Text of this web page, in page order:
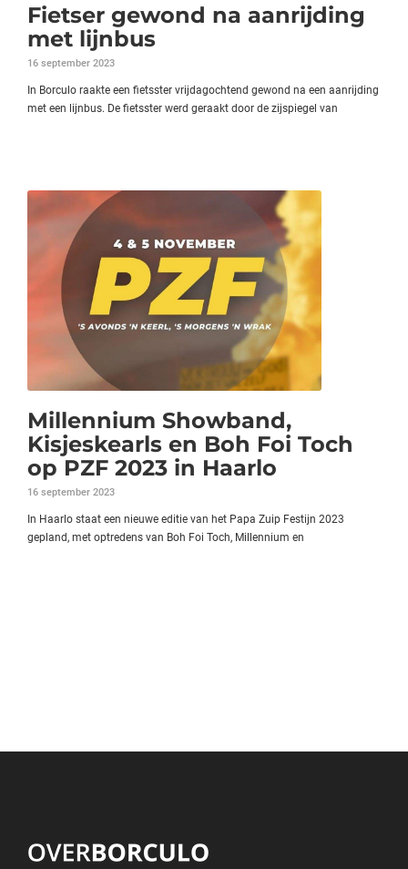
Fietser gewond na aanrijding
met lijnbus
16 september 2023
In Borculo raakte een fietsster vrijdagochtend gewond na een aanrijding
met een lijnbus. De fietsster werd geraakt door de zijspiegel van
Millennium Showband,
Kisjeskearls en Boh Foi Toch
op PZF 2023 in Haarlo
16 september 2023
In Haarlo staat een nieuwe editie van het Papa Zuip Festijn 2023
gepland, met optredens van Boh Foi Toch, Millennium en